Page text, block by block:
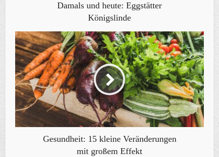
Damals und heute: Eggstätter
Königslinde
Gesundheit: 15 kleine Veränderungen
mit großem Effekt